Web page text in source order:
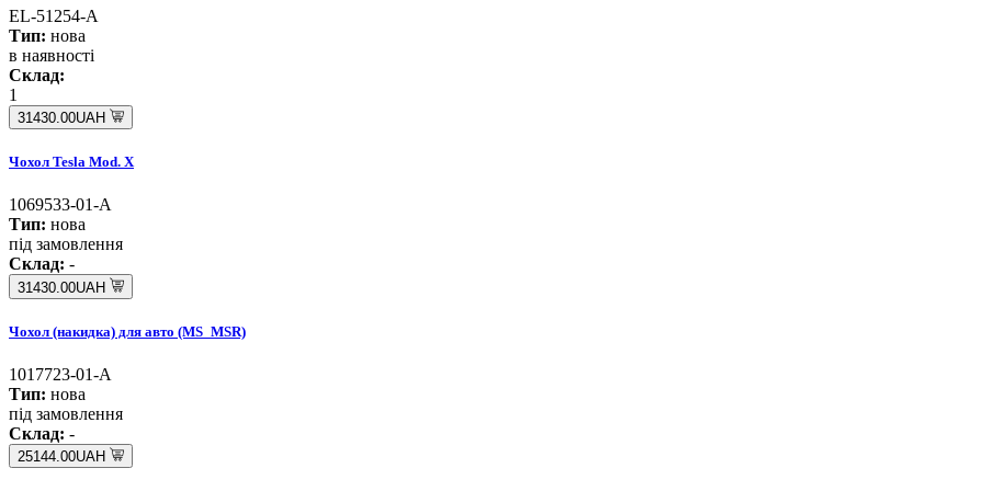
EL-51254-A
Тип: нова
в наявності
Склад:
1
31430.00UAH
Чохол Tesla Mod. X
1069533-01-A
Тип: нова
під замовлення
Склад: -
31430.00UAH
Чохол (накидка) для авто (MS_MSR)
1017723-01-A
Тип: нова
під замовлення
Склад: -
25144.00UAH